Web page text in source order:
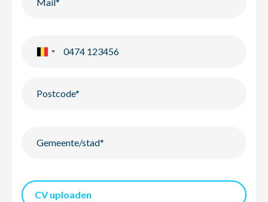
CV uploaden